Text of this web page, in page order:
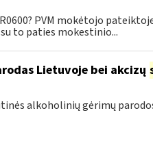
PVM mokėtojo
to paties mokestinio...
Lietuvoje bei akcizų
alkoholinių gėrimų